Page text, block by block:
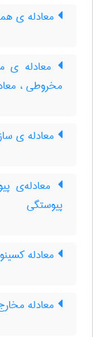
معادله ی
معادله ی
مخروطی ،
معادله ی
معادله‌ی
پیوستگی
معادله
معادله